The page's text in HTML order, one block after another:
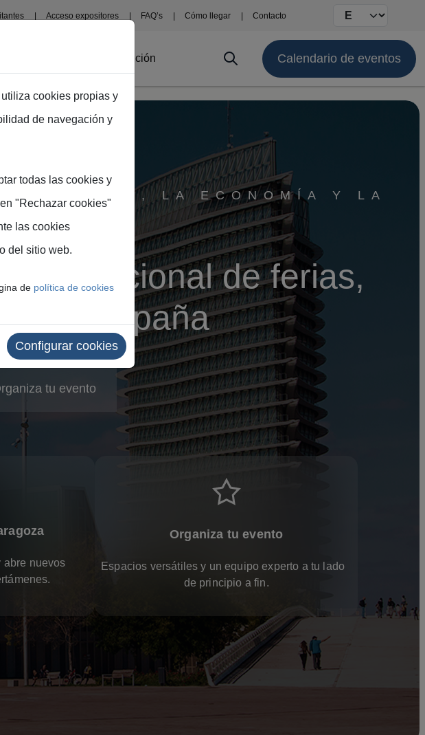
Acceso expositores FAQ’s Cómo llegar Contacto Select your
Institución Calendario de eventos
LA ECONOMÍA Y LA
de ferias,
en España
tu evento
abre nuevos
Organiza tu evento
Espacios versátiles y un equipo experto a tu lado
de principio a fin.
cookies propias y
de navegación y
todas las cookies y
"Rechazar cookies"
las cookies
del sitio web.
de política de cookies
Configurar cookies